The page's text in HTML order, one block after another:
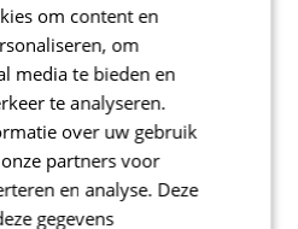
om content en
om
media te bieden en
te analyseren.
over uw gebruik
partners voor
en analyse. Deze
gegevens